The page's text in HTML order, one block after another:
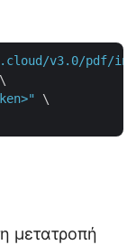
v3.0/pdf/
\
\
μετατροπή